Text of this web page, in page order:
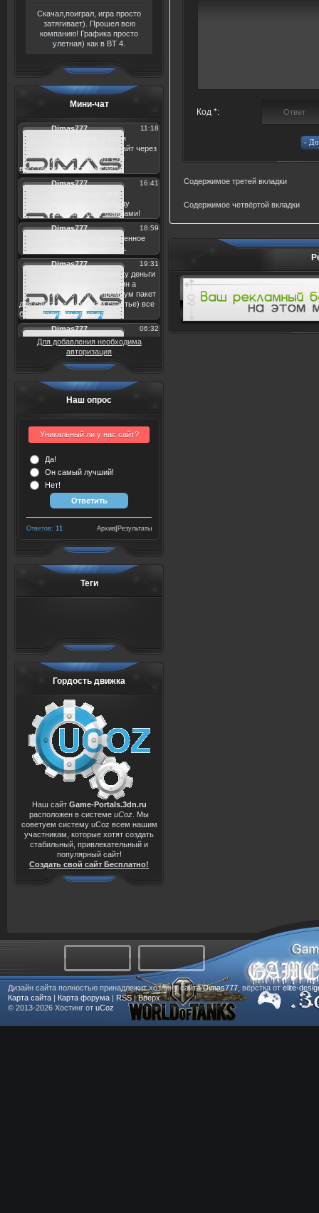
Скачал,поиграл, игра просто
затягивает). Прошел всю
компанию! Графика просто
улетная) как в BT 4.
Мини-чат
Для добавления необходима
авторизация
Наш опрос
Уникальный ли у нас сайт?
Да!
Он самый лучший!
Нет!
Ответов: 11 Результаты
Архив
Теги
Гордость движка
Наш сайт Game-Portals.3dn.ru
расположен в системе uCoz . Мы
советуем систему uCoz всем нашим
участникам, которые хотят создать
стабильный, привлекательный и
популярный сайт!
Создать свой сайт Бесплатно!
Код *:
Содержимое третей вкладки
Содержимое четвёртой вкладки
Дизайн сайта полностью принадлежит хозяину сайтаDimas777, вёрстка от elite-
Карта сайта | Карта форума | RSS|Вверх
© 2013-2026 Хостинг от uCoz